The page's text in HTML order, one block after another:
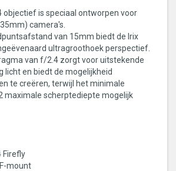
objectief is speciaal ontworpen voor
camera's.
van 15mm biedt de Irix
ultragroothoek perspectief.
van f/2.4 zorgt voor uitstekende
licht en biedt de mogelijkheid
te creëren, terwijl het minimale
maximale scherptediepte mogelijk
Firefly
mount